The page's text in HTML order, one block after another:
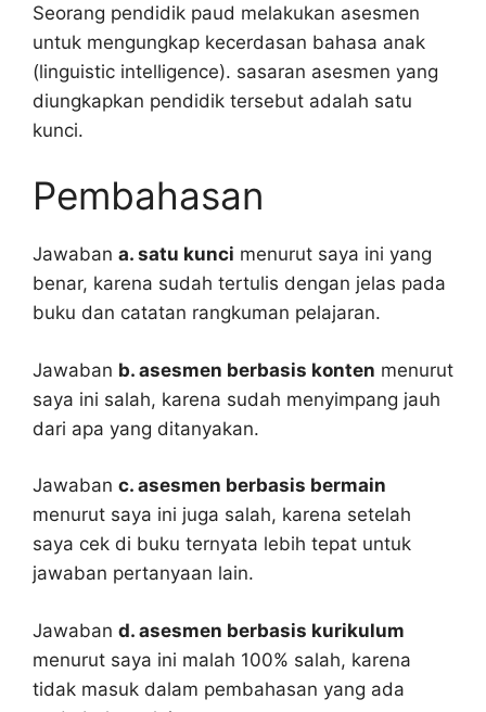
Seorang pendidik paud melakukan asesmen
untuk mengungkap kecerdasan bahasa anak
(linguistic intelligence). sasaran asesmen yang
diungkapkan pendidik tersebut adalah satu
kunci.
Pembahasan
Jawaban a. satu kunci menurut saya ini yang
benar, karena sudah tertulis dengan jelas pada
buku dan catatan rangkuman pelajaran.
Jawaban b. asesmen berbasis konten menurut
saya ini salah, karena sudah menyimpang jauh
dari apa yang ditanyakan.
Jawaban c. asesmen berbasis bermain
menurut saya ini juga salah, karena setelah
saya cek di buku ternyata lebih tepat untuk
jawaban pertanyaan lain.
Jawaban d. asesmen berbasis kurikulum
menurut saya ini malah 100% salah, karena
tidak masuk dalam pembahasan yang ada